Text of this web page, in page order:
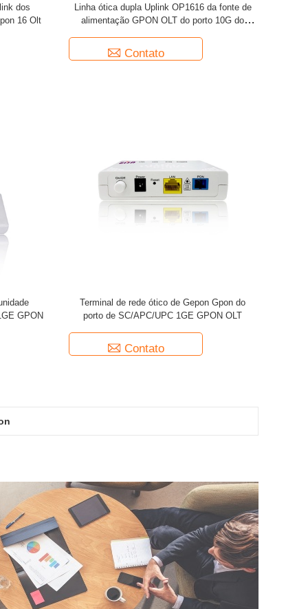
dos
16 Olt
Linha ótica dupla Uplink OP1616 da fonte de
alimentação GPON OLT do porto 10G do
Contato
GPON
Terminal de rede ótico de Gepon Gpon do
porto de SC/APC/UPC 1GE GPON OLT
Contato